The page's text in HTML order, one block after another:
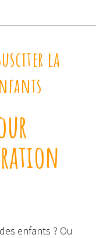
la
enfants ? Ou